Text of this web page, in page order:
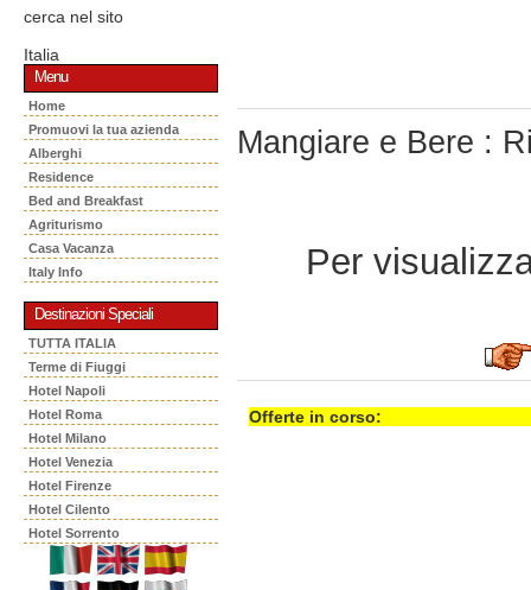
cerca nel sito
Italia
Menu
Home
Promuovi la tua azienda
Alberghi
Residence
Bed and Breakfast
Agriturismo
Casa Vacanza
Italy Info
Destinazioni Speciali
TUTTA ITALIA
Terme di Fiuggi
Hotel Napoli
Hotel Roma
Hotel Milano
Hotel Venezia
Hotel Firenze
Hotel Cilento
Hotel Sorrento
Mangiare e Bere :
Per
Offerte in corso: